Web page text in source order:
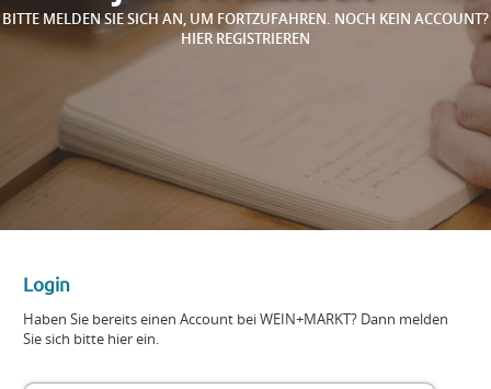
BITTE MELDEN SIE SICH AN, UM FORTZUFAHREN. NOCH KEIN ACCOUNT?
HIER REGISTRIEREN
Login
Haben Sie bereits einen Account bei WEIN+MARKT? Dann melden
Sie sich bitte hier ein.